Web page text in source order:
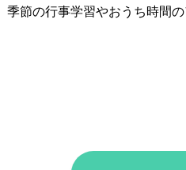
季節の行事学習やおうち時間